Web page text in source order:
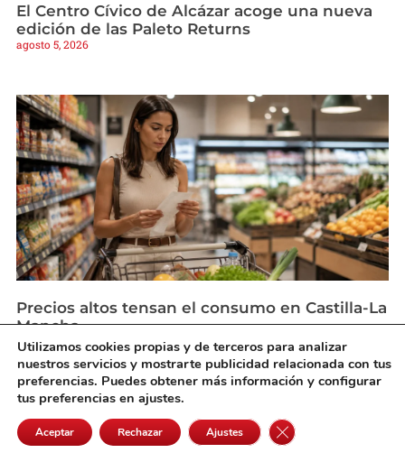
El Centro Cívico de Alcázar acoge una nueva
edición de las Paleto Returns
agosto 5, 2026
Precios altos tensan el consumo en Castilla-La
Mancha
agosto 5, 2026
Utilizamos cookies propias y de terceros para analizar
nuestros servicios y mostrarte publicidad relacionada con tus
preferencias. Puedes obtener más información y configurar
tus preferencias en ajustes.
Aceptar Rechazar Ajustes Cerrar el banner de